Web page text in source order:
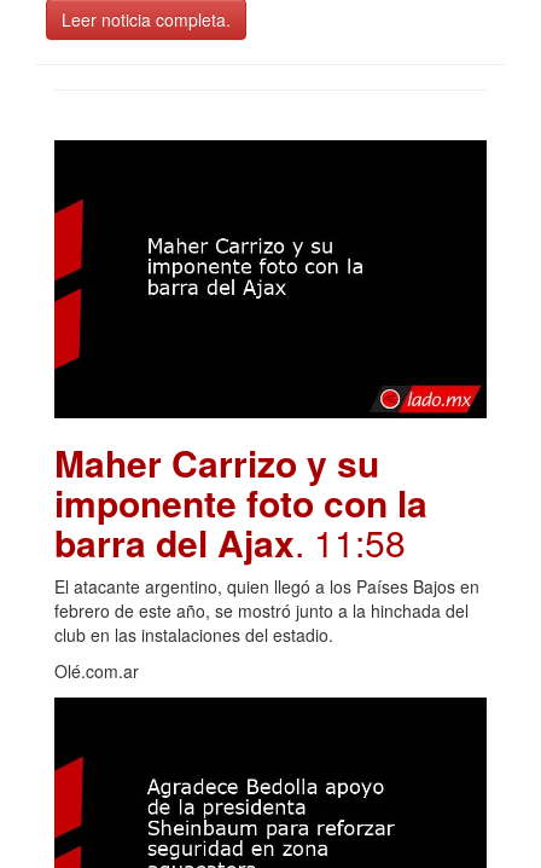
Leer noticia completa.
Maher Carrizo y su
imponente foto con la
barra del Ajax. 11:58
El atacante argentino, quien llegó a los Países Bajos en
febrero de este año, se mostró junto a la hinchada del
club en las instalaciones del estadio.
Olé.com.ar